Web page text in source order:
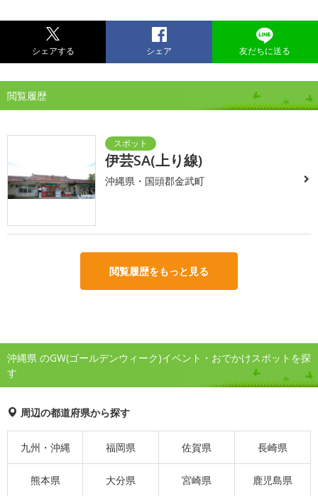
シェアする シェア 友だちに送る
閲覧履歴
伊芸SA(上り線)
沖縄県・国頭郡金武町
閲覧履歴をもっと見る
沖縄県 のGW(ゴールデンウィーク)イベント・おでかけスポットを探
す
周辺の都道府県から探す
九州・沖縄 福岡県 佐賀県 長崎県
熊本県 大分県 宮崎県 鹿児島県